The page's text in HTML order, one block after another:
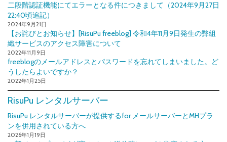
二段階認証機能にてエラーとなる件につきまして（2024年9月27日
22:40頃追記）
2024年9月21日
【お詫びとお知らせ】[RisuPu freeblog] 令和4年11月9日発生の弊組
織サービスのアクセス障害について
2022年11月9日
freeblogのメールアドレスとパスワードを忘れてしまいました。ど
うしたらよいですか？
2022年1月25日
RisuPu レンタルサーバー
RisuPu レンタルサーバーが提供するfor メールサーバーとMHプラ
ンを併用されている方へ
2026年1月19日